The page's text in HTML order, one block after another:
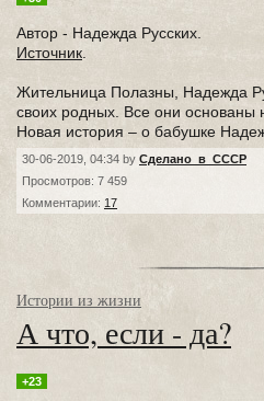
Автор - Надежда Русских.
Источник
Жительница Полазны, Надежда
своих родных. Все они основаны
Новая история – о бабушке
30-06-2019, 04:34 by Сделано_в_СССР
Просмотров: 7 459
Комментарии: 17
Истории из жизни
А что, если - да?
+23